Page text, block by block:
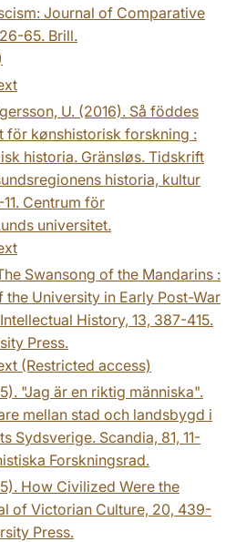
Journal of Comparative
65. Brill.
U. (2016). Så föddes
för kønshistorisk forskning :
historia. Gränsløs. Tidskrift
historia, kultur
Centrum för
universitet.
Swansong of the Mandarins :
the University in Early Post-War
History, 13, 387-415.
Press.
(Restricted access)
"Jag är en riktig människa".
mellan stad och landsbygd i
Sydsverige. Scandia, 81, 11-
Forskningsrad.
How Civilized Were the
of Victorian Culture, 20, 439-
Press.